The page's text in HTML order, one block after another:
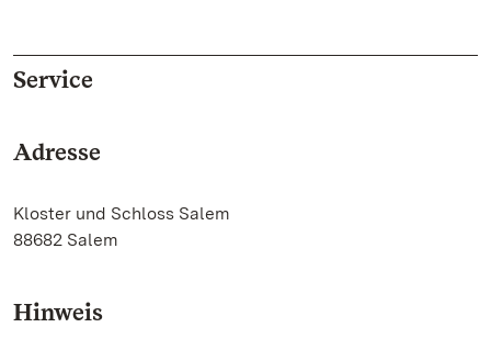
Service
Adresse
Kloster und Schloss Salem
88682 Salem
Hinweis